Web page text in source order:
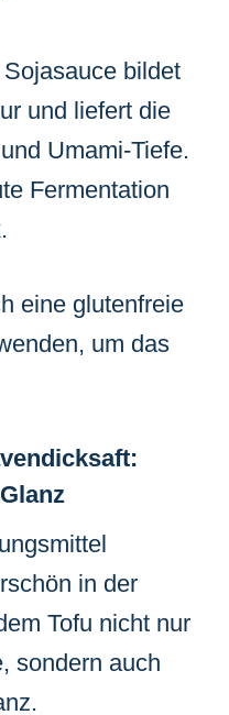
bildet
und liefert die
Umami-Tiefe.
Fermentation
eine glutenfreie
um das
in der
Tofu nicht nur
sondern auch